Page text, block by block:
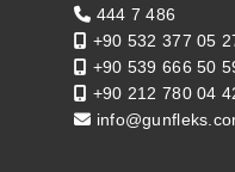
444 7 486
+90 532 377 05
+90 539 666 50
+90 212 780 04